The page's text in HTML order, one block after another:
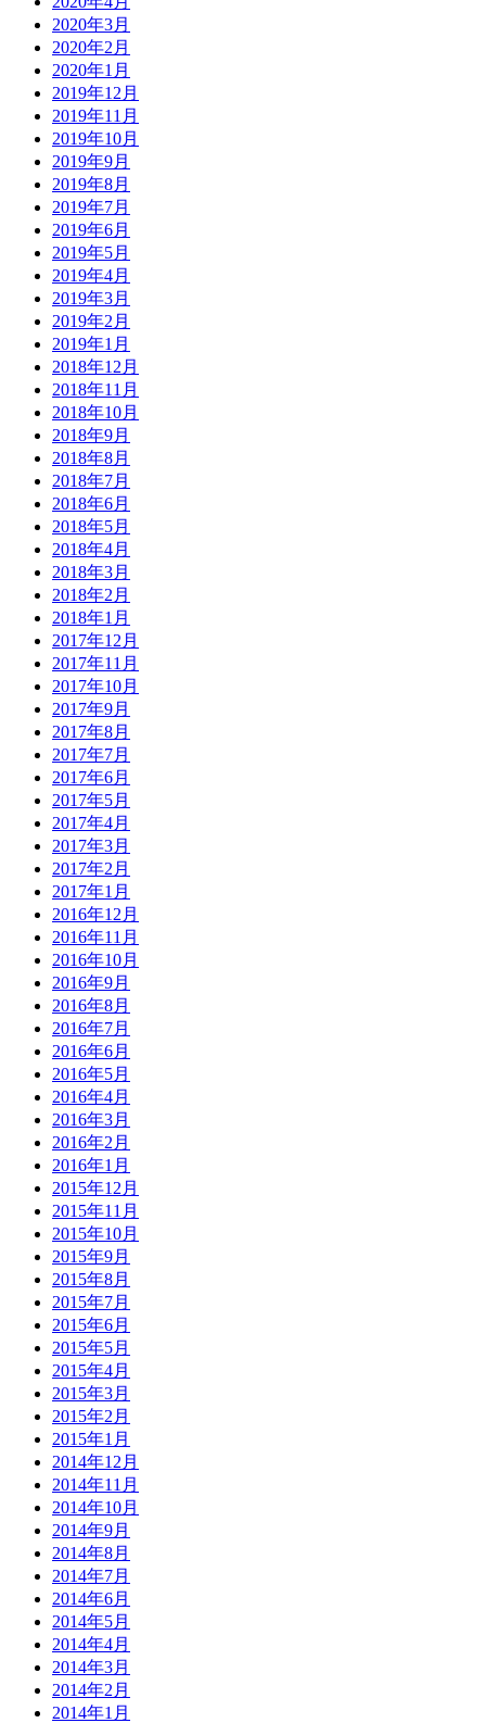
2020年3月
2020年2月
2020年1月
2019年12月
2019年11月
2019年10月
2019年9月
2019年8月
2019年7月
2019年6月
2019年5月
2019年4月
2019年3月
2019年2月
2019年1月
2018年12月
2018年11月
2018年10月
2018年9月
2018年8月
2018年7月
2018年6月
2018年5月
2018年4月
2018年3月
2018年2月
2018年1月
2017年12月
2017年11月
2017年10月
2017年9月
2017年8月
2017年7月
2017年6月
2017年5月
2017年4月
2017年3月
2017年2月
2017年1月
2016年12月
2016年11月
2016年10月
2016年9月
2016年8月
2016年7月
2016年6月
2016年5月
2016年4月
2016年3月
2016年2月
2016年1月
2015年12月
2015年11月
2015年10月
2015年9月
2015年8月
2015年7月
2015年6月
2015年5月
2015年4月
2015年3月
2015年2月
2015年1月
2014年12月
2014年11月
2014年10月
2014年9月
2014年8月
2014年7月
2014年6月
2014年5月
2014年4月
2014年3月
2014年2月
2014年1月